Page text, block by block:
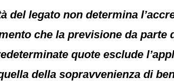
del legato non determina
che la previsione da
quote esclude
della sopravvenienza di